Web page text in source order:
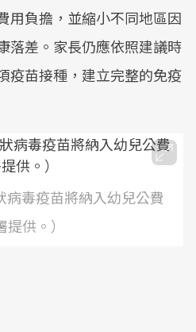
用負擔，並縮小不同地區因
落差。家長仍應依照建議時
疫苗接種，建立完整的免疫
病毒疫苗將納入幼兒公費
供。）